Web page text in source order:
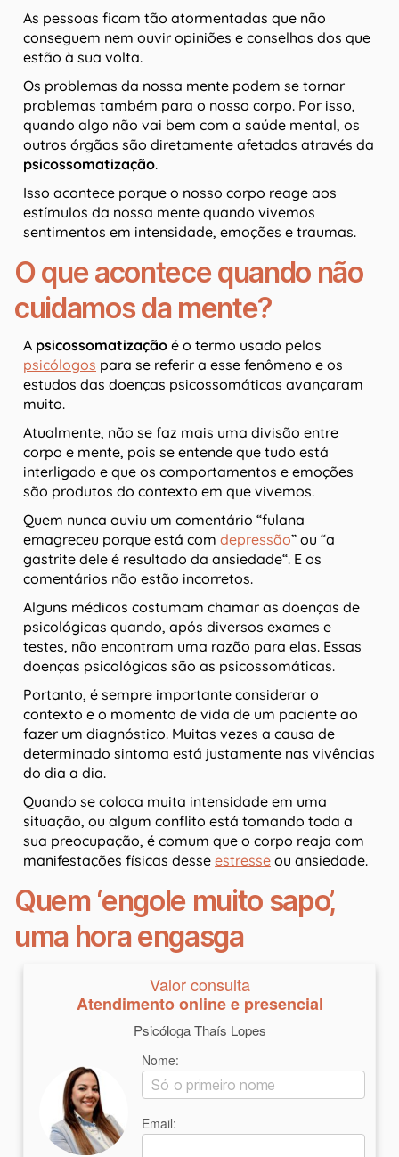
As pessoas ficam tão atormentadas que não
conseguem nem ouvir opiniões e conselhos dos que
estão à sua volta.
Os problemas da nossa mente podem se tornar
problemas também para o nosso corpo. Por isso,
quando algo não vai bem com a saúde mental, os
outros órgãos são diretamente afetados através da
psicossomatização.
Isso acontece porque o nosso corpo reage aos
estímulos da nossa mente quando vivemos
sentimentos em intensidade, emoções e traumas.
O que acontece quando não
cuidamos da mente?
A psicossomatização é o termo usado pelos
psicólogos para se referir a esse fenômeno e os
estudos das doenças psicossomáticas avançaram
muito.
Atualmente, não se faz mais uma divisão entre
corpo e mente, pois se entende que tudo está
interligado e que os comportamentos e emoções
são produtos do contexto em que vivemos.
Quem nunca ouviu um comentário “fulana
emagreceu porque está com depressão” ou “a
gastrite dele é resultado da ansiedade“. E os
comentários não estão incorretos.
Alguns médicos costumam chamar as doenças de
psicológicas quando, após diversos exames e
testes, não encontram uma razão para elas. Essas
doenças psicológicas são as psicossomáticas.
Portanto, é sempre importante considerar o
contexto e o momento de vida de um paciente ao
fazer um diagnóstico. Muitas vezes a causa de
determinado sintoma está justamente nas vivências
do dia a dia.
Quando se coloca muita intensidade em uma
situação, ou algum conflito está tomando toda a
sua preocupação, é comum que o corpo reaja com
manifestações físicas desse estresse ou ansiedade.
Quem ‘engole muito sapo’,
uma hora engasga
Valor consulta
Atendimento online e presencial
Psicóloga Thaís Lopes
Nome:
Email: